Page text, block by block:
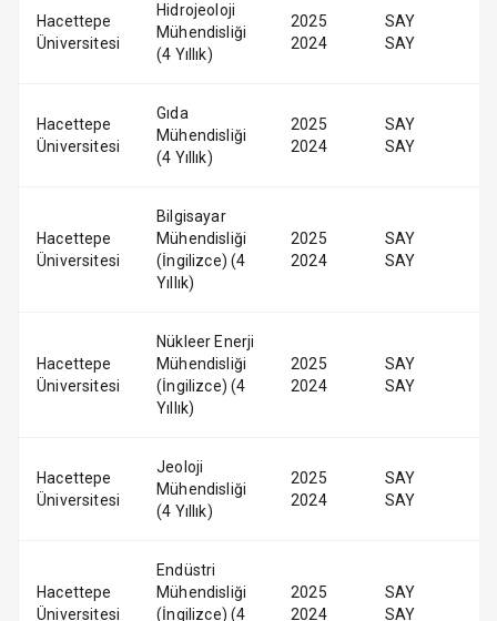
Hacettepe
Üniversitesi
Hidrojeoloji
Mühendisliği
(4 Yıllık)
2025
2024
SAY
SAY
Hacettepe
Üniversitesi
Gıda
Mühendisliği
(4 Yıllık)
2025
2024
SAY
SAY
Hacettepe
Üniversitesi
Bilgisayar
Mühendisliği
(İngilizce) (4
Yıllık)
2025
2024
SAY
SAY
Hacettepe
Üniversitesi
Nükleer Enerji
Mühendisliği
(İngilizce) (4
Yıllık)
2025
2024
SAY
SAY
Hacettepe
Üniversitesi
Jeoloji
Mühendisliği
(4 Yıllık)
2025
2024
SAY
SAY
Hacettepe
Üniversitesi
Endüstri
Mühendisliği
(İngilizce) (4
2025
2024
SAY
SAY